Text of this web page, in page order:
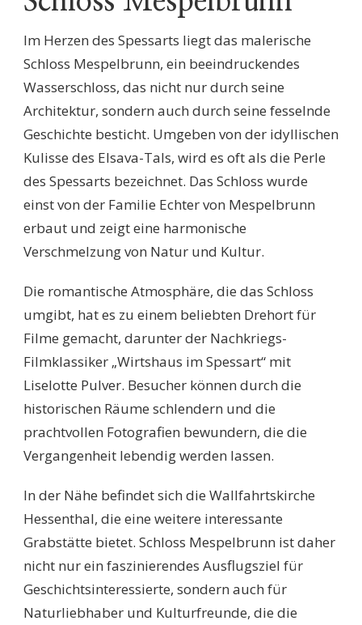
Im Herzen des Spessarts liegt das malerische
Schloss Mespelbrunn, ein beeindruckendes
Wasserschloss, das nicht nur durch seine
Architektur, sondern auch durch seine fesselnde
Geschichte besticht. Umgeben von der idyllischen
Kulisse des Elsava-Tals, wird es oft als die Perle
des Spessarts bezeichnet. Das Schloss wurde
einst von der Familie Echter von Mespelbrunn
erbaut und zeigt eine harmonische
Verschmelzung von Natur und Kultur.
Die romantische Atmosphäre, die das Schloss
umgibt, hat es zu einem beliebten Drehort für
Filme gemacht, darunter der Nachkriegs-
Filmklassiker „Wirtshaus im Spessart“ mit
Liselotte Pulver. Besucher können durch die
historischen Räume schlendern und die
prachtvollen Fotografien bewundern, die die
Vergangenheit lebendig werden lassen.
In der Nähe befindet sich die Wallfahrtskirche
Hessenthal, die eine weitere interessante
Grabstätte bietet. Schloss Mespelbrunn ist daher
nicht nur ein faszinierendes Ausflugsziel für
Geschichtsinteressierte, sondern auch für
Naturliebhaber und Kulturfreunde, die die